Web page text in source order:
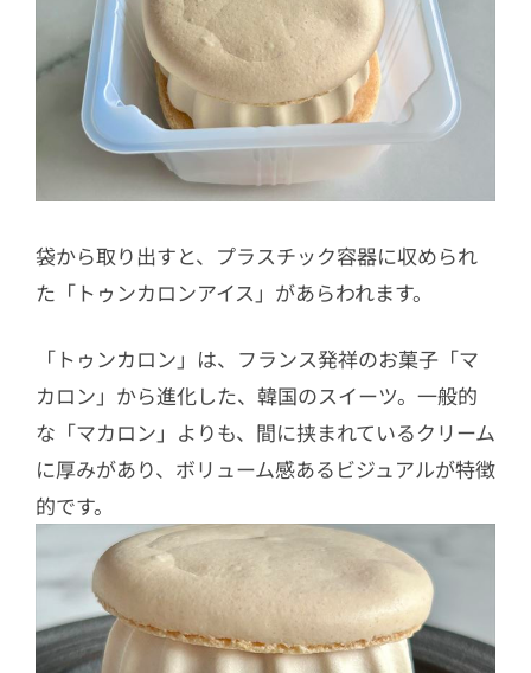
袋から取り出すと、プラスチック容器に収められ
た「トゥンカロンアイス」があらわれます。
「トゥンカロン」は、フランス発祥のお菓子「マ
カロン」から進化した、韓国のスイーツ。一般的
な「マカロン」よりも、間に挟まれているクリーム
に厚みがあり、ボリューム感あるビジュアルが特徴
的です。